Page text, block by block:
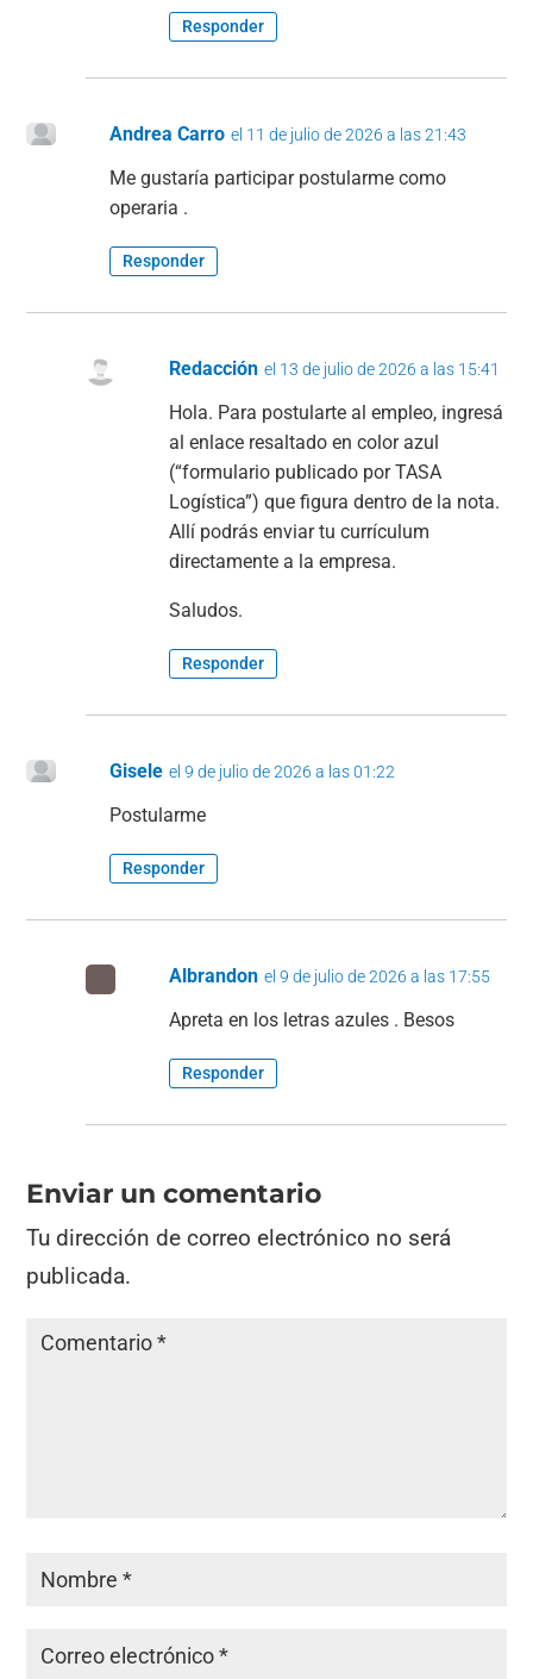
Responder
Andrea Carro el 11 de julio de 2026 a las 21:43
Me gustaría participar postularme como
operaria .
Responder
Redacción el 13 de julio de 2026 a las 15:41
Hola. Para postularte al empleo, ingresá
al enlace resaltado en color azul
(“formulario publicado por TASA
Logística”) que figura dentro de la nota.
Allí podrás enviar tu currículum
directamente a la empresa.
Saludos.
Responder
Gisele el 9 de julio de 2026 a las 01:22
Postularme
Responder
Albrandon el 9 de julio de 2026 a las 17:55
Apreta en los letras azules . Besos
Responder
Enviar un comentario
Tu dirección de correo electrónico no será
publicada.